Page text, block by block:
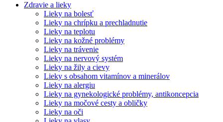
Zdravie a lieky
Lieky na bolesť
Lieky na chrípku a prechladnutie
Lieky na teplotu
Lieky na kožné problémy
Lieky na trávenie
Lieky na nervový systém
Lieky na žily a cievy
Lieky s obsahom vitamínov a minerálov
Lieky na alergiu
Lieky na gynekologické problémy, antikoncepcia
Lieky na močové cesty a obličky
Lieky na oči